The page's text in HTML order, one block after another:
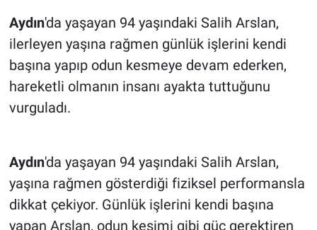
Aydın'da yaşayan 94 yaşındaki Salih Arslan,
ilerleyen yaşına rağmen günlük işlerini kendi
başına yapıp odun kesmeye devam ederken,
hareketli olmanın insanı ayakta tuttuğunu
vurguladı.
Aydın'da yaşayan 94 yaşındaki Salih Arslan,
yaşına rağmen gösterdiği fiziksel performansla
dikkat çekiyor. Günlük işlerini kendi başına
yapan Arslan, odun kesimi gibi güç gerektiren